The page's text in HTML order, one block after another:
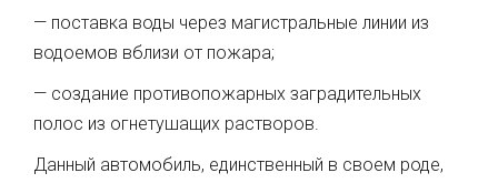
— поставка воды через магистральные линии из
водоемов вблизи от пожара;
— создание противопожарных заградительных
полос из огнетушащих растворов.
Данный автомобиль, единственный в своем роде,